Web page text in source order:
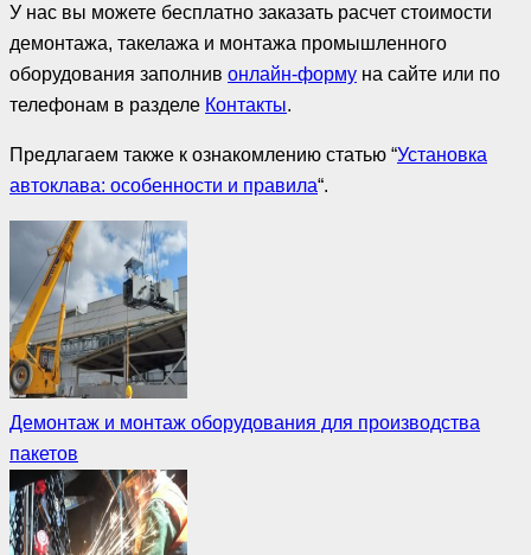
У нас вы можете бесплатно заказать расчет стоимости
демонтажа, такелажа и монтажа промышленного
оборудования заполнив онлайн-форму на сайте или по
телефонам в разделе Контакты.
Предлагаем также к ознакомлению статью “Установка
автоклава: особенности и правила“.
Демонтаж и монтаж оборудования для производства
пакетов